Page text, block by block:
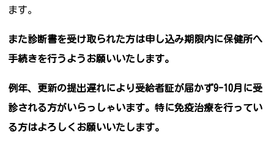
ます。
また診断書を受け取られた方は申し込み期限内に保健所へ
手続きを行うようお願いいたします。
例年、更新の提出遅れにより受給者証が届かず9-10月に受
診される方がいらっしゃいます。特に免疫治療を行ってい
る方はよろしくお願いいたします。